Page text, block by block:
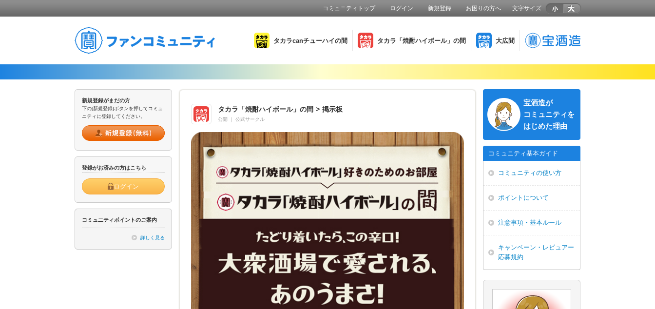
コミュニティトップ ログイン 新規登録 お困りの方へ 文字サイズ
タカラcanチューハイの間 タカラ「焼酎ハイボール」の間 大広間
新規登録がまだの方
下の[新規登録]ボタンを押してコミュ
ニティに登録してください。
登録がお済みの方はこちら
ログイン
コミュ二ティポイントのご案内
詳しく見る
タカラ「焼酎ハイボール」の間 > 掲示板
公開 公式サークル
宝酒造が
コミュニティを
はじめた理由
コミュニティ基本ガイド
コミュニティの使い方
ポイントについて
注意事項・基本ルール
キャンペーン・レビュアー
応募規約